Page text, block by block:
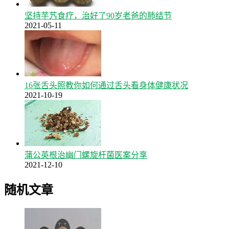
坚持芋艿食疗，治好了90岁老爸的肺结节
2021-05-11
16张舌头照教你如何通过舌头看身体健康状况
2021-10-19
蒲公英根治幽门螺旋杆菌医案分享
2021-12-10
随机文章